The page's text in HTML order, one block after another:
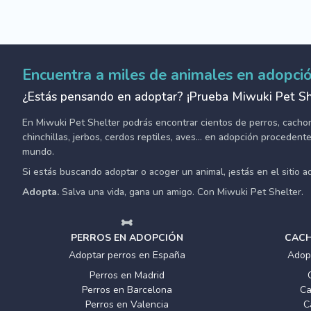
Encuentra a miles de animales en
¿Estás pensando en adoptar? ¡Prueba Miwuki Pet
En Miwuki Pet Shelter podrás encontrar cientos de perros,
chinchillas, jerbos, cerdos reptiles, aves... en adopción
mundo.
Si estás buscando adoptar o acoger un animal, ¡estás en el sitio
Adopta. Salva una vida, gana un amigo. Con Miwuki Pet Shelter.
PERROS EN ADOPCIÓN
Adoptar perros en España
Perros en Madrid
Perros en Barcelona
Perros en Valencia